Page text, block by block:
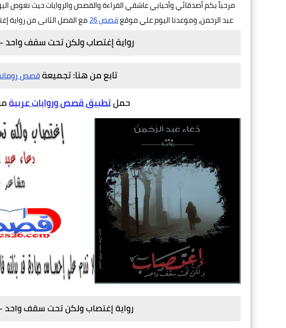
مرحباً بكم أصدقائي وأحبابي عاشقي القراءة والقصص والروايات حيث نغوص
عبد الرحمن, وموعدنا اليوم علي موقعقصص 26 مع الفصل الثانى من رواية
رواية إغتصاب ولكن تحت سقف واحد
تابع من هنا: تجميعةقصص
حملتطبيق قصص وروايات عربية
رواية إغتصاب ولكن تحت سقف واحد